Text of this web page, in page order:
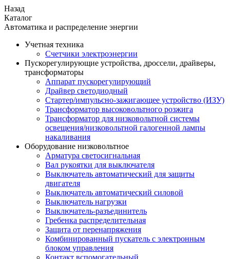
Назад
Каталог
Автоматика и распределение энергии
Учетная техника
Счетчики электроэнергии
Пускорегулирующие устройства, дроссели, драйверы,
трансформаторы
Аппарат пускорегулирующий
Драйвер светодиодный
Стартер/импульсно-зажигающее устройство (ИЗУ)
Трансформатор высоковольтного розжига
Трансформатор для низковольтной системы
освещения/низковольтной галогенной лампы
накаливания
Оборудование низковольтное
Арматура светосигнальная
Вал рукоятки для выключателя
Выключатель автоматический для защиты
двигателя
Выключатель автоматический силовой
Выключатель нагрузки
Выключатель-разъединитель
Гребенка распределительная
Защита от перенапряжения
Комбинированный пускатель с электронным
блоком управления
Контакт вспомогательный